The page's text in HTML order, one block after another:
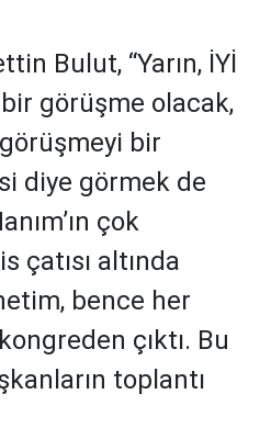
Bulut, “Yarın, İYİ
görüşme olacak,
bir
diye görmek de
çok
çatısı altında
bence her
çıktı. Bu
toplantı